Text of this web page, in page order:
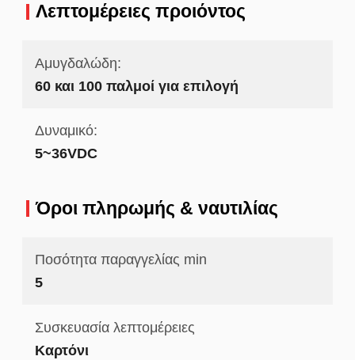
Λεπτομέρειες προιόντος
Αμυγδαλώδη:
60 και 100 παλμοί για επιλογή
Δυναμικό:
5~36VDC
Όροι πληρωμής & ναυτιλίας
Ποσότητα παραγγελίας min
5
Συσκευασία λεπτομέρειες
Καρτόνι